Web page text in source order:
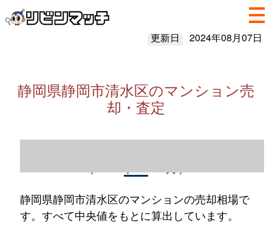
更新日 2024年08月07日
静岡県静岡市清水区のマンション売
却・査定
静岡県静岡市清水区のマンションの売却相場で
す。すべて中央値をもとに算出しています。